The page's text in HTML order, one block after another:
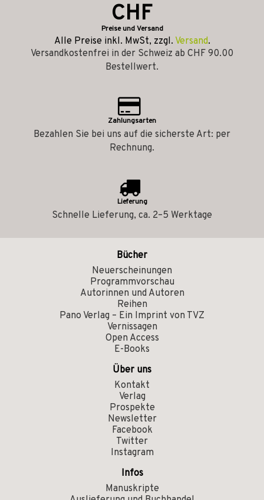
CHF
Preise und Versand
Alle Preise inkl. MwSt, zzgl. Versand.
Versandkostenfrei in der Schweiz ab CHF 90.00
Bestellwert.
Zahlungsarten
Bezahlen Sie bei uns auf die sicherste Art: per
Rechnung.
Lieferung
Schnelle Lieferung, ca. 2–5 Werktage
Bücher
Neuerscheinungen
Programmvorschau
Autorinnen und Autoren
Reihen
Pano Verlag – Ein Imprint von TVZ
Vernissagen
Open Access
E-Books
Über uns
Kontakt
Verlag
Prospekte
Newsletter
Facebook
Twitter
Instagram
Infos
Manuskripte